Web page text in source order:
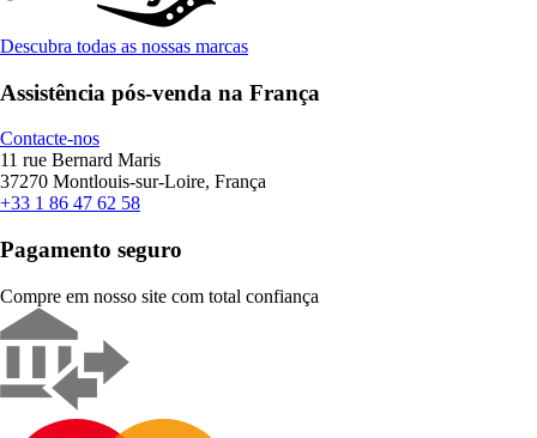
Descubra todas as nossas marcas
Assistência pós-venda na França
Contacte-nos
11 rue Bernard Maris
37270 Montlouis-sur-Loire, França
+33 1 86 47 62 58
Pagamento seguro
Compre em nosso site com total confiança